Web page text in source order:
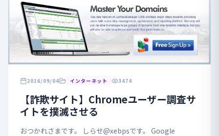
2016/09/04 インターネット 3474
【詐欺サイト】Chromeユーザー調査サ
イトを撲滅させる
おつかれさまです。 しらせ@xebpsです。 Google